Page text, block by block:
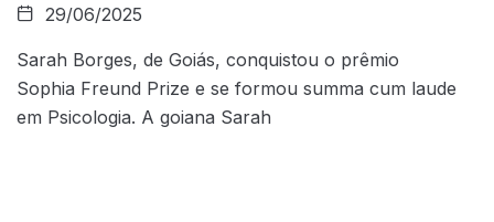
29/06/2025
Sarah Borges, de Goiás, conquistou o prêmio
Sophia Freund Prize e se formou summa cum laude
em Psicologia. A goiana Sarah